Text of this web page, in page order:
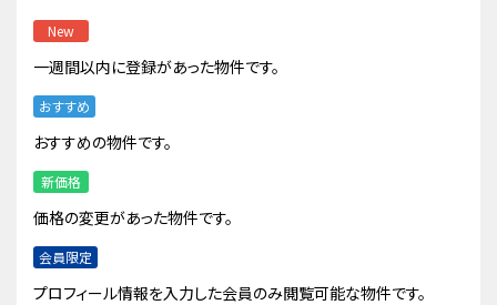
New
一週間以内に登録があった物件です。
おすすめ
おすすめの物件です。
新価格
価格の変更があった物件です。
会員限定
プロフィール情報を入力した会員のみ閲覧可能な物件です。